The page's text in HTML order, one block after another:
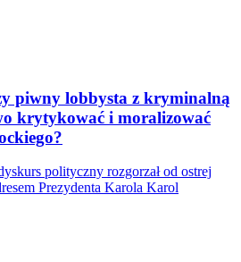
piwny lobbysta z kryminalną
krytykować i moralizować
polityczny rozgorzał od ostrej
Prezydenta Karola Karol